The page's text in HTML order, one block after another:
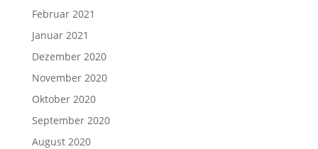
Februar 2021
Januar 2021
Dezember 2020
November 2020
Oktober 2020
September 2020
August 2020